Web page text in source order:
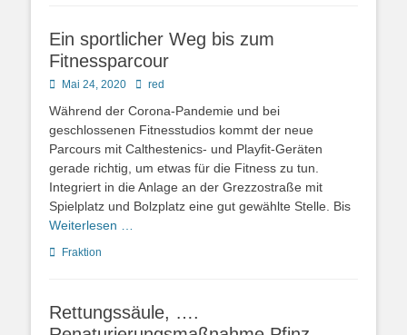
Ein sportlicher Weg bis zum
Fitnessparcour
PostedMai 24, 2020 Autor
red
Während der Corona-Pandemie und bei
geschlossenen Fitnesstudios kommt der neue
Parcours mit Calthestenics- und Playfit-Geräten
gerade richtig, um etwas für die Fitness zu tun.
Integriert in die Anlage an der Grezzostraße mit
Spielplatz und Bolzplatz eine gut gewählte Stelle. Bis
Weiterlesen …
Kategorien
Fraktion
Rettungssäule, ….